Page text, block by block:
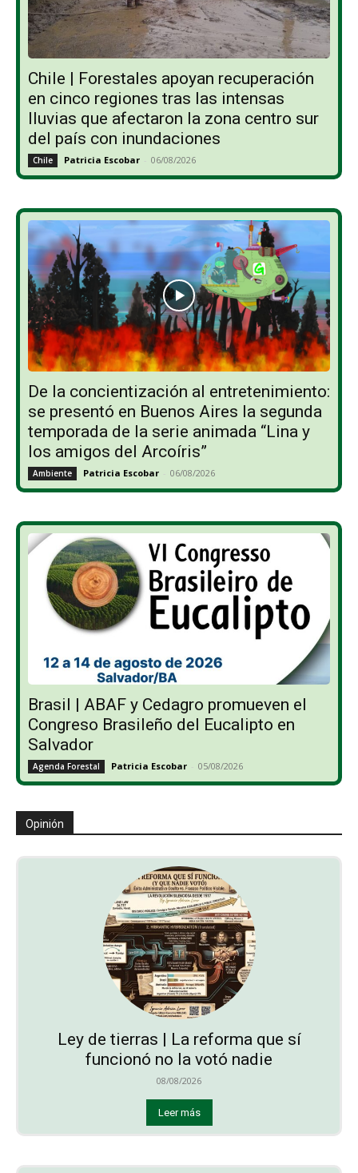
Chile | Forestales apoyan recuperación
en cinco regiones tras las intensas
lluvias que afectaron la zona centro sur
del país con inundaciones
Chile Patricia Escobar - 06/08/2026
De la concientización al entretenimiento:
se presentó en Buenos Aires la segunda
temporada de la serie animada “Lina y
los amigos del Arcoíris”
Ambiente Patricia Escobar - 06/08/2026
Brasil | ABAF y Cedagro promueven el
Congreso Brasileño del Eucalipto en
Salvador
Agenda Forestal Patricia Escobar - 05/08/2026
Opinión
Ley de tierras | La reforma que sí
funcionó no la votó nadie
08/08/2026
Leer más